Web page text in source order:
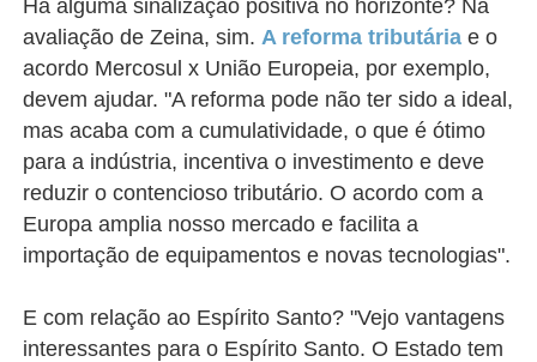
Há alguma sinalização positiva no horizonte? Na
avaliação de Zeina, sim. A reforma tributária e o
acordo Mercosul x União Europeia, por exemplo,
devem ajudar. "A reforma pode não ter sido a ideal,
mas acaba com a cumulatividade, o que é ótimo
para a indústria, incentiva o investimento e deve
reduzir o contencioso tributário. O acordo com a
Europa amplia nosso mercado e facilita a
importação de equipamentos e novas tecnologias".
E com relação ao Espírito Santo? "Vejo vantagens
interessantes para o Espírito Santo. O Estado tem